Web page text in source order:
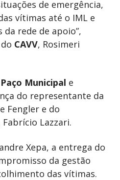
de emergência,
vítimas até o IML e
rede de apoio”,
CAVV, Rosimeri
Paço Municipal e
do representante da
Fengler e do
Fabrício Lazzari.
Xepa, a entrega do
da gestão
das vítimas.